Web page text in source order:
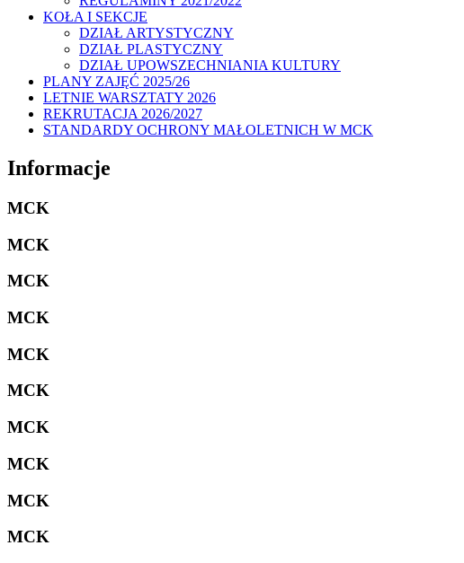
KOŁA I SEKCJE
DZIAŁ ARTYSTYCZNY
DZIAŁ PLASTYCZNY
DZIAŁ UPOWSZECHNIANIA KULTURY
PLANY ZAJĘĆ 2025/26
LETNIE WARSZTATY 2026
REKRUTACJA 2026/2027
STANDARDY OCHRONY MAŁOLETNICH W MCK
Informacje
MCK
MCK
MCK
MCK
MCK
MCK
MCK
MCK
MCK
MCK